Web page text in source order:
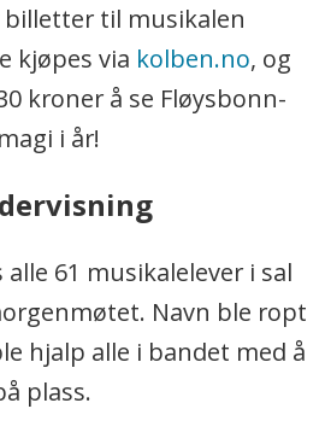
billetter til musikalen
kjøpes via kolben.no, og
kroner å se Fløysbonn-
i år!
61 musikalelever i sal
Navn ble ropt
hjalp alle i bandet med å
plass.